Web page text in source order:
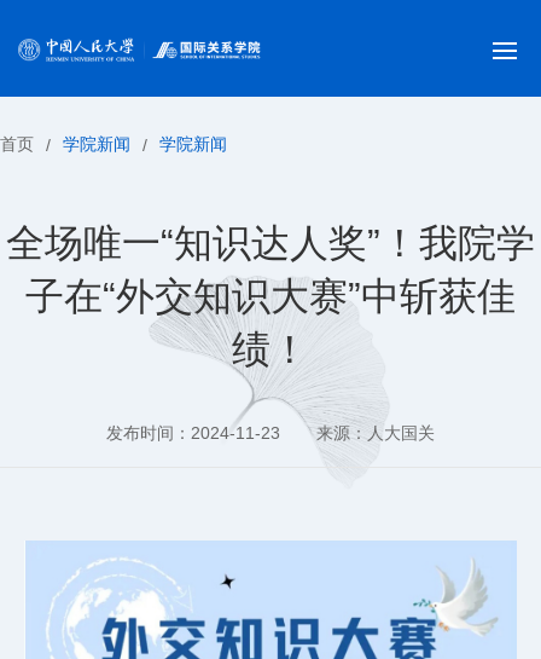
首页 / 学院新闻 / 学院新闻
全场唯一“知识达人奖”！我院学
子在“外交知识大赛”中斩获佳
绩！
发布时间：2024-11-23 来源：人大国关